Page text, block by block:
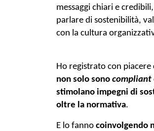
messaggi chiari e
parlare di sostenibilità,
con la cultura
non solo sono compliant
stimolano impegni di
oltre la normativa.
E lo fanno coinvolgendo